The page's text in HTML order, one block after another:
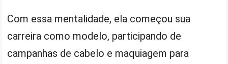
Com essa mentalidade, ela começou sua
carreira como modelo, participando de
campanhas de cabelo e maquiagem para